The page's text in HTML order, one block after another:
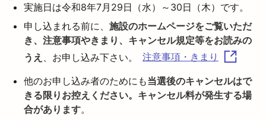
実施日は令和8年7月29日（水）～30日（木）です。
申し込まれる前に、 施設のホームページをご覧いただ
き、注意事項やきまり、キャンセル規定等をお読みの
うえ
、お申し込み下さい。 注意事項・きまり
他のお申し込み者のためにも当選後のキャンセルはで
きる限りお控えください。キャンセル料が発生する場
合があります。